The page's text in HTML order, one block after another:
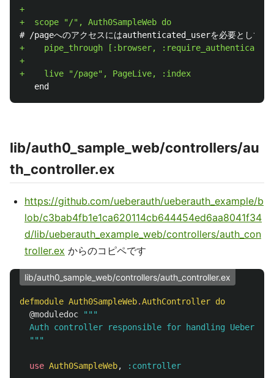
+
+    pipe_through [:browser,
+
lib/auth0_sample_web/controllers/au
th_controller.ex
https://github.com/ueberauth/ueberauth_example/b
lob/c3bab4fb1e1ca620114cb644454ed6aa8041f34
d/lib/ueberauth_example_web/controllers/auth_con
troller.ex からのコピペです
lib/auth0_sample_web/controllers/auth_controller.ex
defmodule Auth0SampleWeb.AuthController do
@moduledoc
"""
Auth controller responsible for handling
  """
use Auth0SampleWeb, :controller